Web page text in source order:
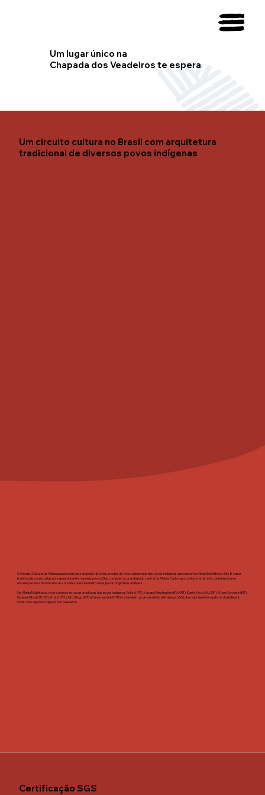
Um lugar único na
Chapada dos Veadeiros te espera
Um circuito cultura no Brasil com arquitetura
tradicional de diversos povos indígenas
O Circuito Cultural da Aldeia garante um passeio pelas histórias, modos de viver e de pensar dos povos indígenas que criaram a Aldeia Multiétnica. São 8 casas
tradicionais construídas por representantes de seus povos. Elas compõem o grande pátio central da Aldeia. Cada casa conta uma história, cada história se
entrelaça com a história da casa vizinha, que é também a dos povos originários do Brasil.
Na Aldeia Multiétnica, você conhece as casas e culturas dos povos indígenas Fulni-ô (PE), Kayapó Mebêngôkré(PA/MT), Kariri-Xocó (AL/DF), A'uwe Xavante (MT),
Guarani Mbyá (SP/SC), Krahô (TO), Alto Xingu (MT) e Yanomami (AM/RR) – e também a casa tradicional Kalunga (GO), do maior território quilombola do Brasil,
localizado aqui na Chapada dos Veadeiros.
Certificação SGS